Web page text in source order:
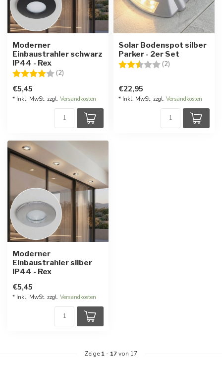
Moderner
Einbaustrahler schwarz
IP44 - Rex
Bewertung:
(2)
€5,45
* Inkl. MwSt. zzgl. Versandkosten
Solar Bodenspot silber
Parker - 2er Set
Bewertung:
(2)
€22,95
* Inkl. MwSt. zzgl. Versandkosten
Moderner
Einbaustrahler silber
IP44 - Rex
€5,45
* Inkl. MwSt. zzgl. Versandkosten
Zeige 1 - 17von 17